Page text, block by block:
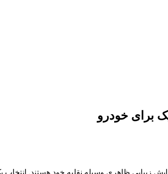
برای خودرو
زیبایی ظاهری وسیله نقلیه خود هستند. انتخاب